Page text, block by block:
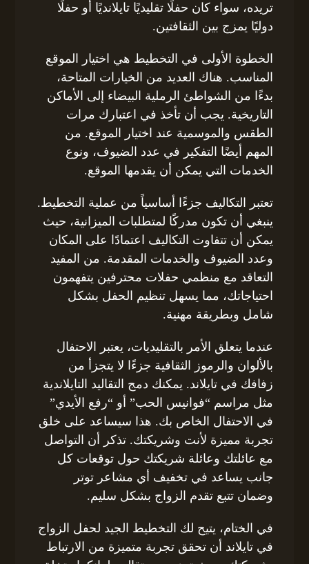
تريده، سواء كان حفلًا تقليديًا تايلانديًا أو حفلًا
دوليًا يمزج بين الثقافتين.
الخطوة الأولى في التخطيط هي اختيار الموقع
المناسب. هناك العديد من الخيارات المتاحة،
بدءًا من الشواطئ الرملية البيضاء إلى الأماكن
التاريخية. يجب أن تأخذ في اعتبارك مرات
الطقس والموسمية عند اختيار الموقع. من
المهم أيضًا التفكير في عدد الضيوف، ونوع
الخدمات التي يمكن أن يقدمها الموقع.
تعتبر التكاليف جزءًا أساسياً من عملية التخطيط.
ينبغي أن تكون مدركًا لمتطلبات الميزانية، حيث
يمكن أن تتفاوت التكاليف اعتمادًا على المكان
وعدد الضيوف والخدمات المقدمة. من المفيد
التعاقد مع منظمي حفلات محترفين يتفهمون
احتياجاتك، مما يسهل تنظيم الحفل بشكل
شامل وبطريقة مهنية.
عندما يتعلق الأمر بالتقليديات، يعتبر الاحتفال
بالألوان والرموز الثقافية جزءًا لا يتجزأ من
زفافك في تايلاند. يمكنك دمج التقاليد التايلاندية
مثل مراسم “فوانيس الحب” أو “رفع الأيدي”
في الاحتفال الخاص بك. هذا سيساعد على خلق
تجربة مميزة لأنت وشريكتك. تذكر أن التواصل
مع عائلتك وعائلة شريكتك حول توقعات كل
جانب يساعد في تخفيف أي مشاعر توتر
وضمان تتبع تقدم الزواج بشكل سليم.
في الختام، يتيح لك التخطيط الجيد لحفل الزواج
في تايلاند أن تحقق تجربة متميزة من الارتباط